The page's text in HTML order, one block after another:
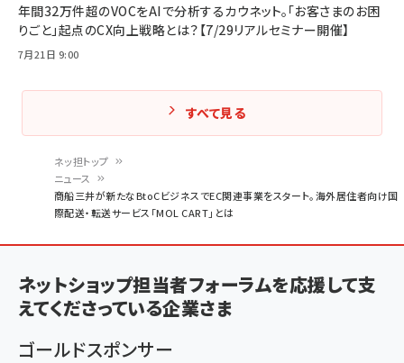
く
ず
ネッ担トップ
ニュース
商船三井が新たなBtoCビジネスでEC関連事業をスタート。海外居住者向け国
際配送・転送サービス「MOL CART」とは
年間32万件超のVOCをAIで分析するカウネット。「お客さまのお困
りごと」起点のCX向上戦略とは？【7/29リアルセミナー開催】
7月21日 9:00
すべて見る
ネットショップ担当者フォーラムを応援して支
えてくださっている企業さま
ゴールドスポンサー